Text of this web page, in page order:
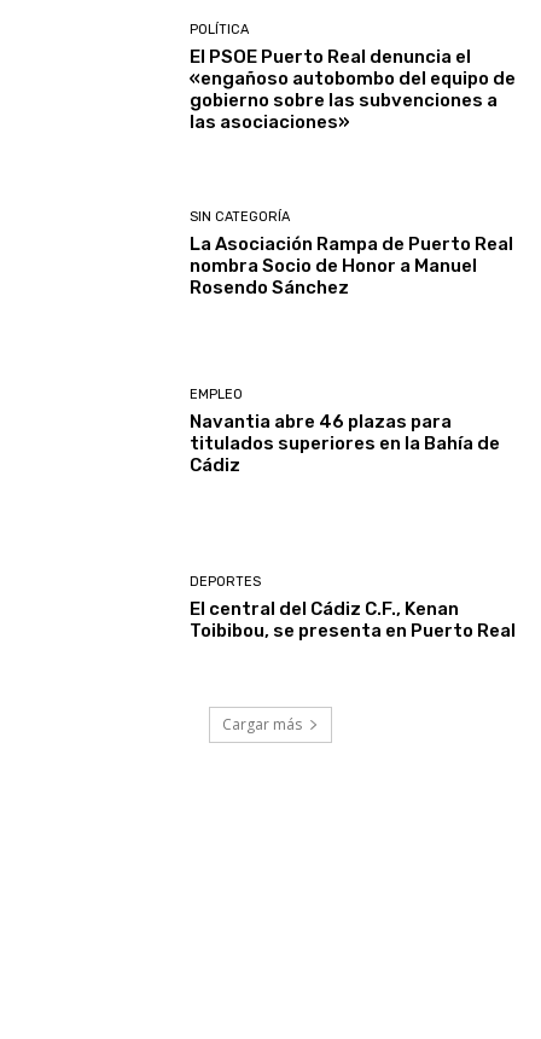
POLÍTICA
El PSOE Puerto Real denuncia el
«engañoso autobombo del equipo de
gobierno sobre las subvenciones a
las asociaciones»
SIN CATEGORÍA
La Asociación Rampa de Puerto Real
nombra Socio de Honor a Manuel
Rosendo Sánchez
EMPLEO
Navantia abre 46 plazas para
titulados superiores en la Bahía de
Cádiz
DEPORTES
El central del Cádiz C.F., Kenan
Toibibou, se presenta en Puerto Real
Cargar más